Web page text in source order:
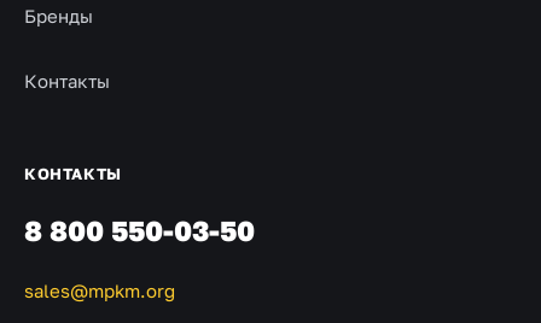
Бренды
Контакты
КОНТАКТЫ
8 800 550-03-50
sales@mpkm.org